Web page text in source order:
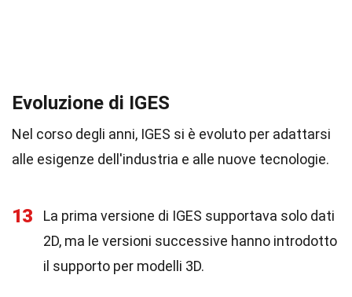
Evoluzione di IGES
Nel corso degli anni, IGES si è evoluto per adattarsi
alle esigenze dell'industria e alle nuove tecnologie.
13
La prima versione di IGES supportava solo dati
2D, ma le versioni successive hanno introdotto
il supporto per modelli 3D.